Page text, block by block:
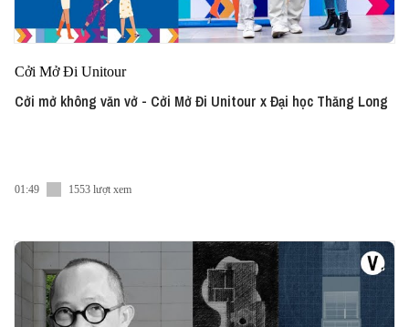
Cởi Mở Đi Unitour
Cởi mở không văn vở - Cởi Mở Đi Unitour x Đại học Thăng Long
01:49 1553 lượt xem